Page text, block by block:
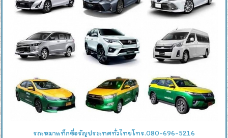
รถเหมาแท็กซี่อรัญประเทศทั่วไทยโทร.080-696-5216